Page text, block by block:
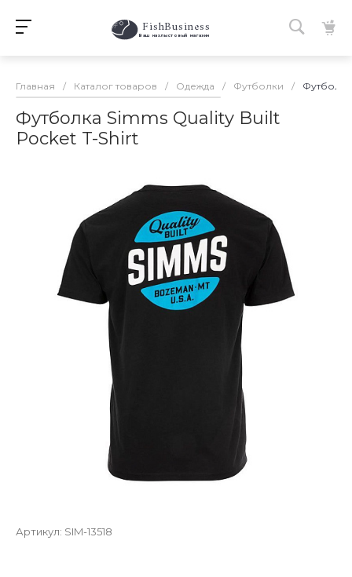
FishBusiness
Ваш нахлыстовый магазин
Главная / Каталог товаров / Одежда / Футболки /
Футболка Simms Quality Built
Pocket T-Shirt
Артикул: SIM-13518